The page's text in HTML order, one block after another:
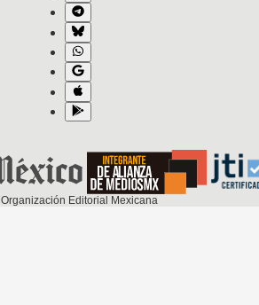
Organización Editorial Mexicana